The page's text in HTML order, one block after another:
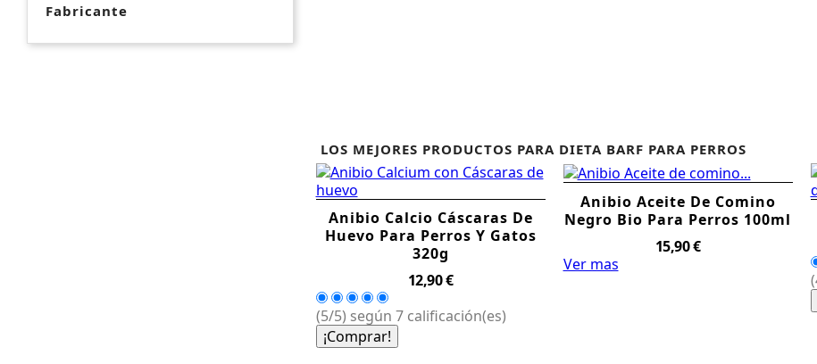
Fabricante
LOS MEJORES PRODUCTOS PARA DIETA BARF PARA PERROS
Anibio Calcio Cáscaras De
Huevo Para Perros Y Gatos
320g
Precio
12,90 €
(5/5) según 7 calificación(es)
¡Comprar!
Anibio Aceite De Comino
Negro Bio Para Perros 100ml
Precio
15,90 €
Ver mas